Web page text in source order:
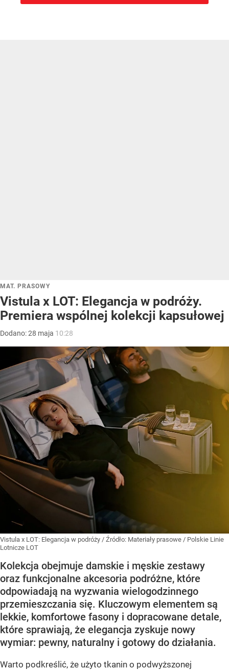
MAT. PRASOWY
Vistula x LOT: Elegancja w podróży.
Premiera wspólnej kolekcji kapsułowej
Dodano:28 maja 10:28
Vistula x LOT: Elegancja w podróży / Źródło: Materiały prasowe / Polskie Linie
Lotnicze LOT
Kolekcja obejmuje damskie i męskie zestawy
oraz funkcjonalne akcesoria podróżne, które
odpowiadają na wyzwania wielogodzinnego
przemieszczania się. Kluczowym elementem są
lekkie, komfortowe fasony i dopracowane detale,
które sprawiają, że elegancja zyskuje nowy
wymiar: pewny, naturalny i gotowy do działania.
Warto podkreślić, że użyto tkanin o podwyższonej